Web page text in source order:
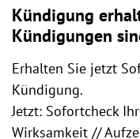
Kündigung
Kündigungen
Erhalten Sie jetzt
Kündigung.
Jetzt: Sofortcheck
Wirksamkeit //